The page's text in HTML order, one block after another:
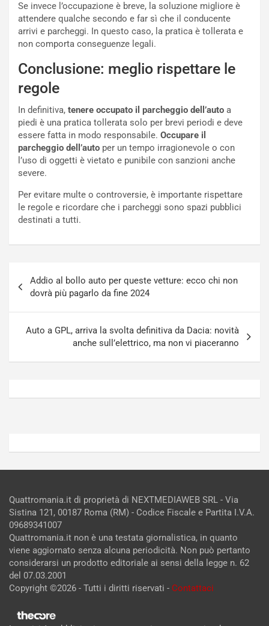
Se invece l’occupazione è breve, la soluzione migliore è
attendere qualche secondo e far sì che il conducente
arrivi e parcheggi. In questo caso, la pratica è tollerata e
non comporta conseguenze legali.
Conclusione: meglio rispettare le
regole
In definitiva, tenere occupato il parcheggio dell’auto a
piedi è una pratica tollerata solo per brevi periodi e deve
essere fatta in modo responsabile. Occupare il
parcheggio dell’auto per un tempo irragionevole o con
l’uso di oggetti è vietato e punibile con sanzioni anche
severe.
Per evitare multe o controversie, è importante rispettare
le regole e ricordare che i parcheggi sono spazi pubblici
destinati a tutti.
articoli
Addio al bollo auto per queste vetture: ecco chi non
dovrà più pagarlo da fine 2024
Auto a GPL, arriva la svolta definitiva da Dacia: novità
anche sull’elettrico, ma non vi piaceranno
V
E
e
c
a
o
N
o
n
P
R
Agosto
Admin
n
s
e
C
o
s
a
N
o
u
S
p
Agosto
Admin
Quattromania.it di proprietà di NEXTMEDIAWEB SRL - Via
Sistina 121, 00187 Roma (RM) - Codice Fiscale e Partita I.V.A.
09689341007
Quattromania.it non è una testata giornalistica, in quanto
viene aggiornato senza alcuna periodicità. Non può pertanto
considerarsi un prodotto editoriale ai sensi della legge n. 62
del 07.03.2001
Copyright ©2026 - Tutti i diritti riservati - Contattaci